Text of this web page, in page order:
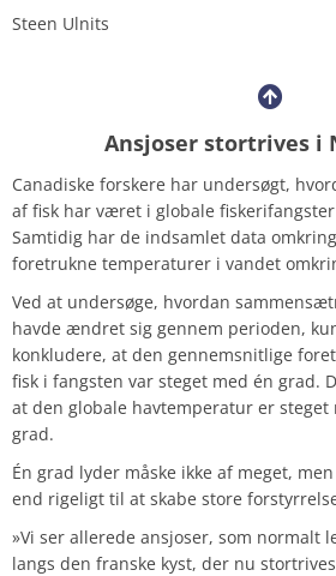
Steen Ulnits
Ansjoser stortrives i
Canadiske forskere har undersøgt,
af fisk har været i globale
Samtidig har de indsamlet data
foretrukne temperaturer i vandet
Ved at undersøge, hvordan
havde ændret sig gennem perioden,
konkludere, at den gennemsnitlige
fisk i fangsten var steget med én grad.
at den globale havtemperatur er steget
grad.
Én grad lyder måske ikke af meget,
end rigeligt til at skabe store
»Vi ser allerede ansjoser, som normalt
langs den franske kyst, der nu